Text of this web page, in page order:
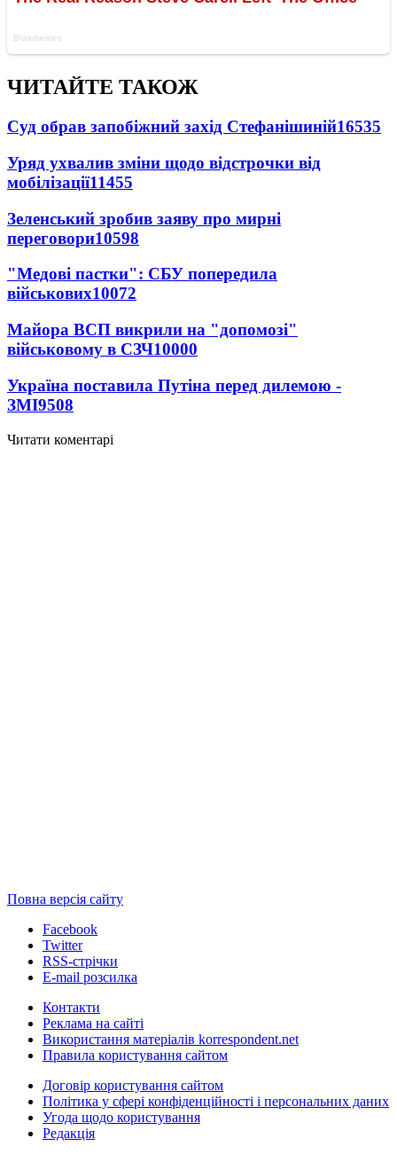
ЧИТАЙТЕ ТАКОЖ
Суд обрав запобіжний захід Стефанішиній16535
Уряд ухвалив зміни щодо відстрочки від
мобілізації11455
Зеленський зробив заяву про мирні
переговори10598
"Медові пастки": СБУ попередила
військових10072
Майора ВСП викрили на "допомозі"
військовому в СЗЧ10000
Україна поставила Путіна перед дилемою -
ЗМІ9508
Читати коментарі
Повна версія сайту
Facebook
Twitter
RSS-стрічки
E-mail розсилка
Контакти
Реклама на сайті
Використання матеріалів korrespondent.net
Правила користування сайтом
Договір користування сайтом
Політика у сфері конфіденційності і персональних даних
Угода щодо користування
Редакція